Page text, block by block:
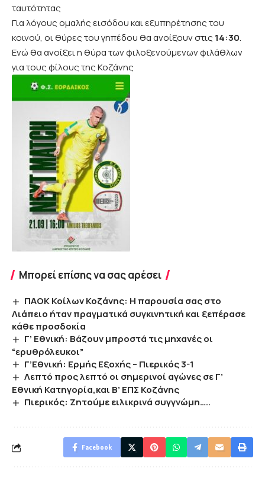
ταυτότητας
Για λόγους ομαλής εισόδου και εξυπηρέτησης του
κοινού, οι θύρες του γηπέδου θα ανοίξουν στις 14:30.
Ενώ θα ανοίξει η θύρα των φιλοξενούμενων φιλάθλων
για τους φίλους της Κοζάνης
Μπορεί επίσης να σας αρέσει
ΠΑΟΚ Κοίλων Κοζάνης: Η παρουσία σας στο
Λιάπειο ήταν πραγματικά συγκινητική και ξεπέρασε
κάθε προσδοκία
Γ’ Εθνική: Βάζουν μπροστά τις μηχανές οι
“ερυθρόλευκοι”
Γ’Εθνική: Ερμής Εξοχής – Πιερικός 3-1
Λεπτό προς λεπτό οι σημερινοί αγώνες σε Γ’
Εθνική Κατηγορία,και Β’ ΕΠΣ Κοζάνης
Πιερικός: Ζητούμε ειλικρινά συγγνώμη…..
Facebook